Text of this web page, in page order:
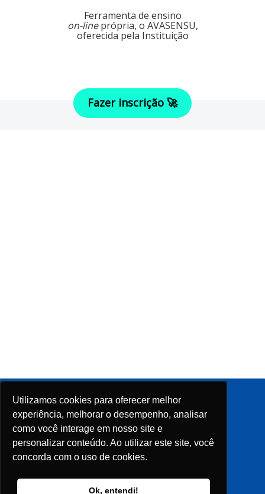
Utilizamos cookies para oferecer melhor
experiência, melhorar o desempenho, analisar
como você interage em nosso site e
personalizar conteúdo. Ao utilizar este site, você
concorda com o uso de cookies.
Ok, entendi!
Ferramenta de ensino
on-lineprópria, o AVASENSU,
oferecida pela Instituição
Fazer inscrição 🚀
Siga-nos em nossas redes sociais